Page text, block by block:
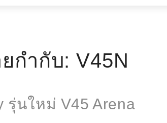
ยกำกับ:V45N
รุ่นใหม่ V45 Arena